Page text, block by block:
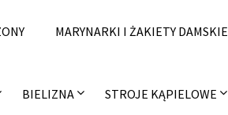
MARYNARKI I ŻAKIETY DAMSKIE
BIELIZNA STROJE KĄPIELOWE